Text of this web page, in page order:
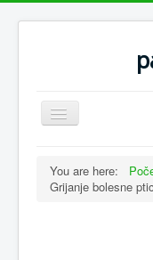
Toggle
Navigation
You are here:
Grijanje bolesne